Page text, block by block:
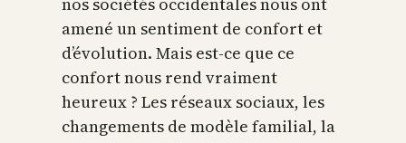
amené un sentiment de confort et
d’évolution. Mais est-ce que ce
confort nous rend vraiment
heureux ? Les réseaux sociaux, les
changements de modèle familial, la